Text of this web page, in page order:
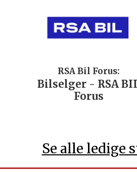
RSA Bil Forus:
Bilselger - RSA
Forus
Se alle ledige